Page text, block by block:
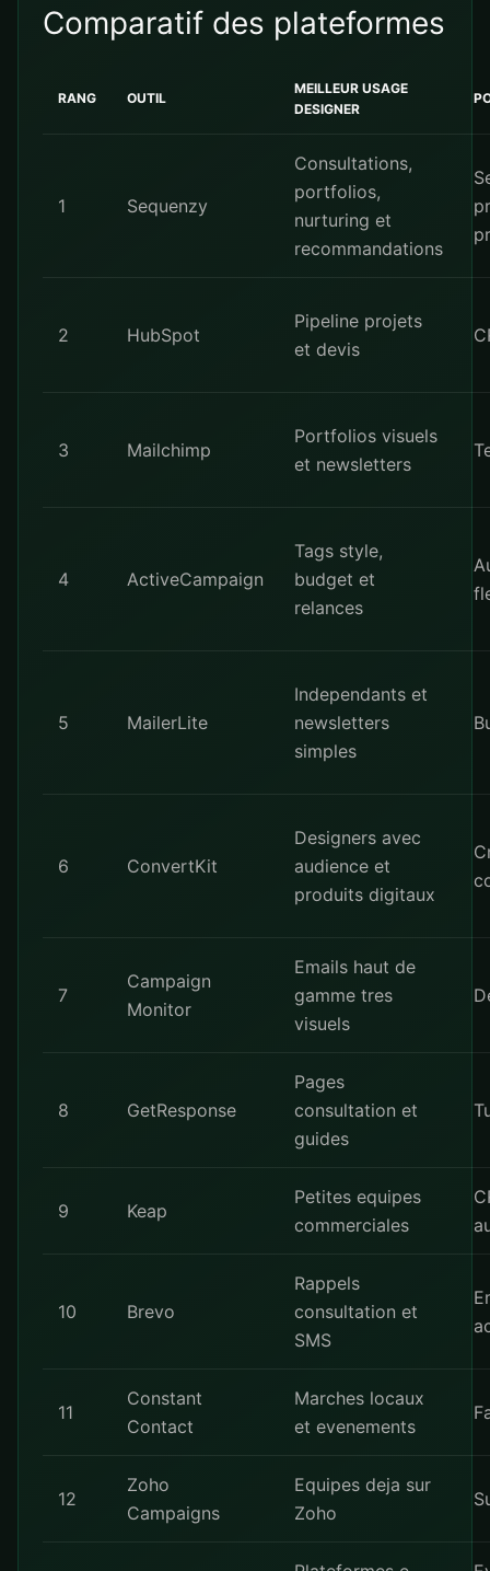
Comparatif des plateformes
RANG OUTIL
MEILLEUR USAGE
DESIGNER
1 Sequenzy
Consultations,
portfolios,
nurturing et
recommandations
2 HubSpot
Pipeline projets
et devis
3 Mailchimp
Portfolios visuels
et newsletters
4 ActiveCampaign
Tags style,
budget et
relances
5 MailerLite
Independants et
newsletters
simples
6 ConvertKit
Designers avec
audience et
produits digitaux
7
Campaign
Monitor
Emails haut de
gamme tres
visuels
8 GetResponse
Pages
consultation et
guides
9 Keap
Petites equipes
commerciales
10 Brevo
Rappels
consultation et
SMS
11
Constant
Contact
Marches locaux
et evenements
12
Zoho
Campaigns
Equipes deja sur
Zoho